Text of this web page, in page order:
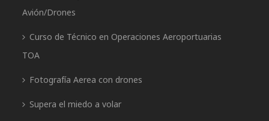
Avión/Drones
Curso de Técnico en Operaciones Aeroportuarias
TOA
Fotografía Aerea con drones
Supera el miedo a volar